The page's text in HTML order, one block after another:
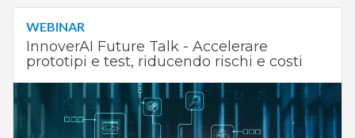
WEBINAR
InnoverAI Future Talk - Accelerare
prototipi e test, riducendo rischi e costi